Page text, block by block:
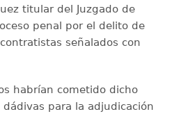
titular del Juzgado de
penal por el delito de
señalados con
habrían cometido dicho
para la adjudicación